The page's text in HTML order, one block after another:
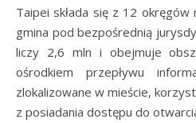
Taipei składa się z 12
gmina pod bezpośrednią
liczy 2,6 mln i obejmuje
ośrodkiem przepływu
zlokalizowane w mieście,
z posiadania dostępu do